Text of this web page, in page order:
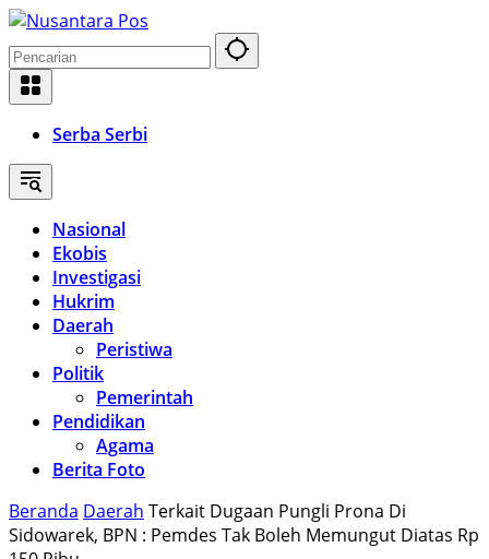
Langsung
ke
konten
Serba Serbi
Nasional
Ekobis
Investigasi
Hukrim
Daerah
Peristiwa
Politik
Pemerintah
Pendidikan
Agama
Berita Foto
Beranda Daerah Terkait Dugaan Pungli Prona Di
Sidowarek, BPN : Pemdes Tak Boleh Memungut Diatas Rp